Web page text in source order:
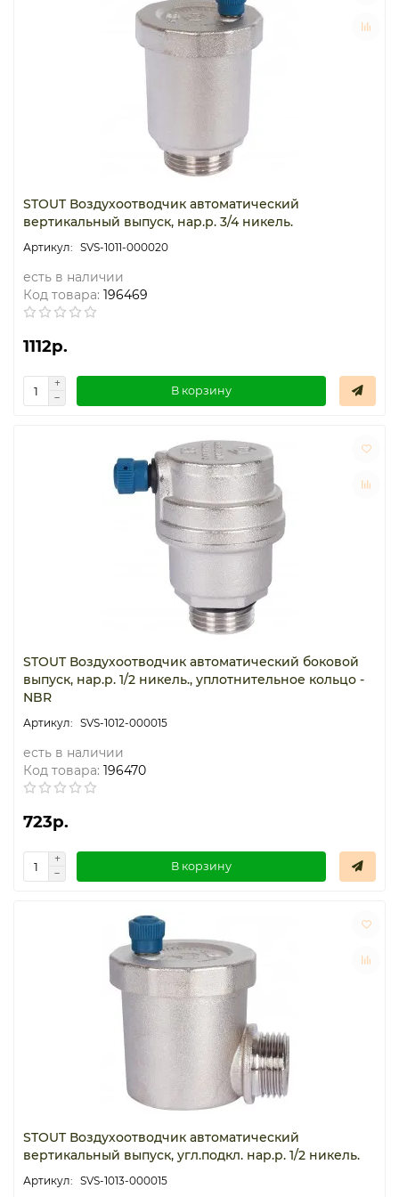
Термостаты капиллярные
Термостаты накладные
Щиты распределительные
STOUT Воздухоотводчик автоматический
вертикальный выпуск, нар.р. 3/4 никель.
SVS-1011-000020
есть в наличии
Код товара: 196469
1112р.
В корзину
STOUT Воздухоотводчик автоматический боковой
выпуск, нар.р. 1/2 никель., уплотнительное кольцо -
NBR
SVS-1012-000015
есть в наличии
Код товара: 196470
723р.
В корзину
STOUT Воздухоотводчик автоматический
вертикальный выпуск, угл.подкл. нар.р. 1/2 никель.
SVS-1013-000015